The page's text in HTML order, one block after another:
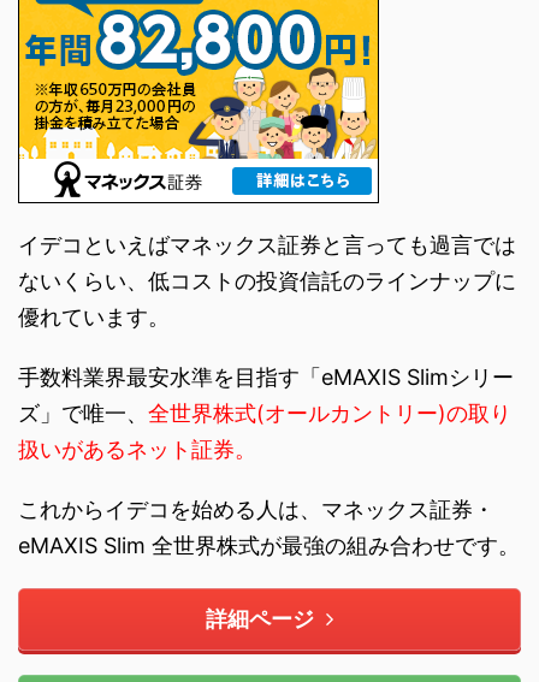
イデコといえばマネックス証券と言っても過言では
ないくらい、低コストの投資信託のラインナップに
優れています。
手数料業界最安水準を目指す「eMAXIS Slimシリー
ズ」で唯一、 全世界株式(オールカントリー)の取り
扱いがあるネット証券。
これからイデコを始める人は、マネックス証券・
eMAXIS Slim 全世界株式が最強の組み合わせです。
詳細ページ